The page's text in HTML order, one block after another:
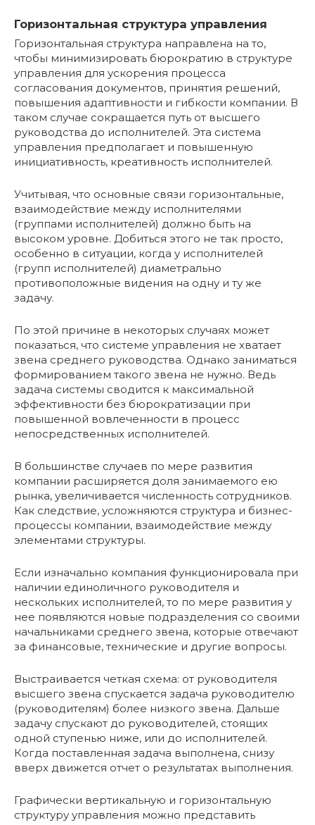
Горизонтальная структура управления
Горизонтальная структура направлена на то,
чтобы минимизировать бюрократию в структуре
управления для ускорения процесса
согласования документов, принятия решений,
повышения адаптивности и гибкости компании. В
таком случае сокращается путь от высшего
руководства до исполнителей. Эта система
управления предполагает и повышенную
инициативность, креативность исполнителей.
Учитывая, что основные связи горизонтальные,
взаимодействие между исполнителями
(группами исполнителей) должно быть на
высоком уровне. Добиться этого не так просто,
особенно в ситуации, когда у исполнителей
(групп исполнителей) диаметрально
противоположные видения на одну и ту же
задачу.
По этой причине в некоторых случаях может
показаться, что системе управления не хватает
звена среднего руководства. Однако заниматься
формированием такого звена не нужно. Ведь
задача системы сводится к максимальной
эффективности без бюрократизации при
повышенной вовлеченности в процесс
непосредственных исполнителей.
В большинстве случаев по мере развития
компании расширяется доля занимаемого ею
рынка, увеличивается численность сотрудников.
Как следствие, усложняются структура и бизнес-
процессы компании, взаимодействие между
элементами структуры.
Если изначально компания функционировала при
наличии единоличного руководителя и
нескольких исполнителей, то по мере развития у
нее появляются новые подразделения со своими
начальниками среднего звена, которые отвечают
за финансовые, технические и другие вопросы.
Выстраивается четкая схема: от руководителя
высшего звена спускается задача руководителю
(руководителям) более низкого звена. Дальше
задачу спускают до руководителей, стоящих
одной ступенью ниже, или до исполнителей.
Когда поставленная задача выполнена, снизу
вверх движется отчет о результатах выполнения.
Графически вертикальную и горизонтальную
структуру управления можно представить